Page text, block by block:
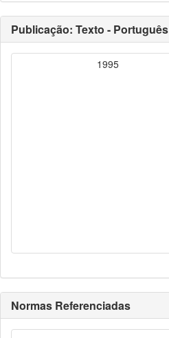
Publicação: Texto - Português
1995
Normas Referenciadas